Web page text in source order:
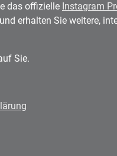
das offizielle Instagram
und erhalten Sie weitere,
Sie.